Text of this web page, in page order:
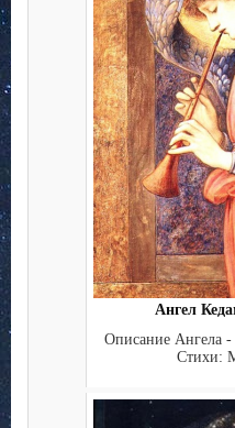
Ангел
Описание Ангела